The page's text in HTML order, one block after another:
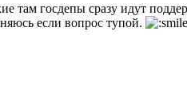
там госдепы сразу идут
если вопрос тупой.